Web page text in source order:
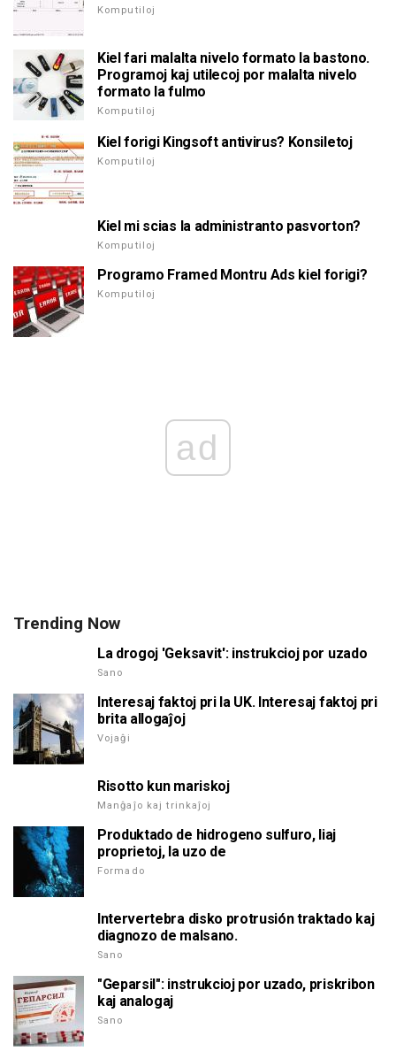
Komputiloj
Kiel fari malalta nivelo formato la bastono.
Programoj kaj utilecoj por malalta nivelo
formato la fulmo
Komputiloj
Kiel forigi Kingsoft antivirus? Konsiletoj
Komputiloj
Kiel mi scias la administranto pasvorton?
Komputiloj
Programo Framed Montru Ads kiel forigi?
Komputiloj
ad
Trending Now
La drogoj 'Geksavit': instrukcioj por uzado
Sano
Interesaj faktoj pri la UK. Interesaj faktoj pri
brita allogaĵoj
Vojaĝi
Risotto kun mariskoj
Manĝaĵo kaj trinkaĵoj
Produktado de hidrogeno sulfuro, liaj
proprietoj, la uzo de
Formado
Intervertebra disko protrusión traktado kaj
diagnozo de malsano.
Sano
"Geparsil": instrukcioj por uzado, priskribon
kaj analogaj
Sano